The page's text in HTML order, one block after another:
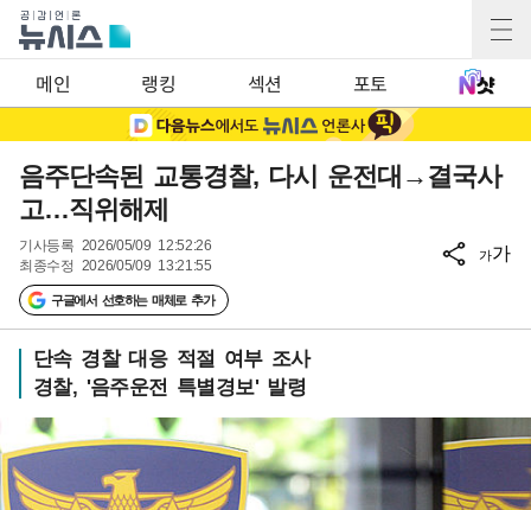
메인 랭킹 섹션 포토
음주단속된 교통경찰, 다시 운전대→결국사
고…직위해제
기사등록 2026/05/09 12:52:26
최종수정 2026/05/09 13:21:55
구글에서 선호하는 매체로 추가
가가
단속 경찰 대응 적절 여부 조사
경찰, '음주운전 특별경보' 발령